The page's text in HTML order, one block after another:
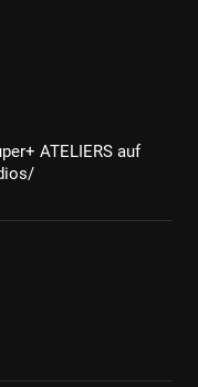
ATELIERS auf